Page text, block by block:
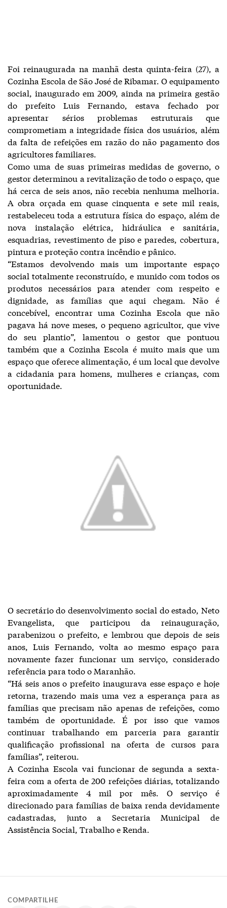
Foi reinaugurada na manhã desta quinta-feira (27), a
Cozinha Escola de São José de Ribamar. O equipamento
social, inaugurado em 2009, ainda na primeira gestão
do prefeito Luis Fernando, estava fechado por
apresentar sérios problemas estruturais que
comprometiam a integridade física dos usuários, além
da falta de refeições em razão do não pagamento dos
agricultores familiares.
Como uma de suas primeiras medidas de governo, o
gestor determinou a revitalização de todo o espaço, que
há cerca de seis anos, não recebia nenhuma melhoria.
A obra orçada em quase cinquenta e sete mil reais,
restabeleceu toda a estrutura física do espaço, além de
nova instalação elétrica, hidráulica e sanitária,
esquadrias, revestimento de piso e paredes, cobertura,
pintura e proteção contra incêndio e pânico.
“Estamos devolvendo mais um importante espaço
social totalmente reconstruído, e munido com todos os
produtos necessários para atender com respeito e
dignidade, as famílias que aqui chegam. Não é
concebível, encontrar uma Cozinha Escola que não
pagava há nove meses, o pequeno agricultor, que vive
do seu plantio”, lamentou o gestor que pontuou
também que a Cozinha Escola é muito mais que um
espaço que oferece alimentação, é um local que devolve
a cidadania para homens, mulheres e crianças, com
oportunidade.
O secretário do desenvolvimento social do estado, Neto
Evangelista, que participou da reinauguração,
parabenizou o prefeito, e lembrou que depois de seis
anos, Luis Fernando, volta ao mesmo espaço para
novamente fazer funcionar um serviço, considerado
referência para todo o Maranhão.
“Há seis anos o prefeito inaugurava esse espaço e hoje
retorna, trazendo mais uma vez a esperança para as
famílias que precisam não apenas de refeições, como
também de oportunidade. É por isso que vamos
continuar trabalhando em parceria para garantir
qualificação profissional na oferta de cursos para
famílias”, reiterou.
A Cozinha Escola vai funcionar de segunda a sexta-
feira com a oferta de 200 refeições diárias, totalizando
aproximadamente 4 mil por mês. O serviço é
direcionado para famílias de baixa renda devidamente
cadastradas, junto a Secretaria Municipal de
Assistência Social, Trabalho e Renda.
COMPARTILHE